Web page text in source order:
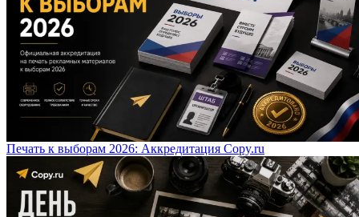
Печать к выборам 2026: Аккредитация Copy.ru